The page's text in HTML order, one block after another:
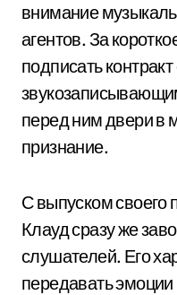
внимание
агентов. За
подписать
перед ним двери в
признание.
С выпуском своего
Клауд сразу же
слушателей. Его
передавать